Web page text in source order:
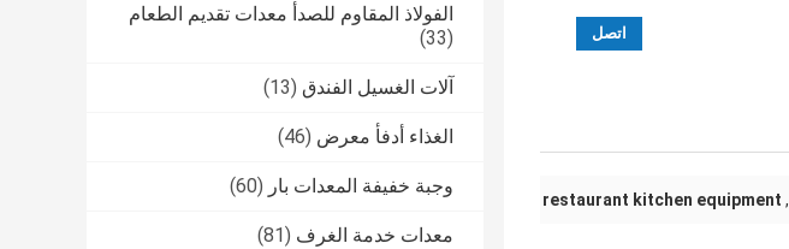
الفولاذ المقاوم للصدأ معدات تقديم الطعام
(33)
آلات الغسيل الفندق (13)
الغذاء أدفأ معرض (46)
وجبة خفيفة المعدات بار (60)
معدات خدمة الغرف (81)
اتصل
,
restaurant kitchen equipment